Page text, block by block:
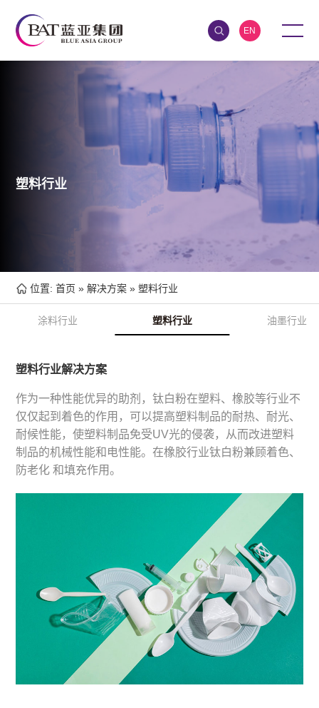
EN
塑料行业
位置:首页 »解决方案 »塑料行业
涂料行业 塑料行业 油墨行业
塑料行业解决方案
作为一种性能优异的助剂，钛白粉在塑料、橡胶等行业不
仅仅起到着色的作用，可以提高塑料制品的耐热、耐光、
耐候性能，使塑料制品免受UV光的侵袭，从而改进塑料
制品的机械性能和电性能。在橡胶行业钛白粉兼顾着色、
防老化 和填充作用。